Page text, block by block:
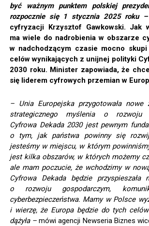
być ważnym punktem polskiej
rozpocznie się 1 stycznia 2025 roku –
cyfryzacji Krzysztof Gawkowski. Jak
ma wiele do nadrobienia w obszarze
w nadchodzącym czasie mocno
celów wynikających z unijnej polityki
2030 roku. Minister zapowiada, że
się liderem cyfrowych przemian w
– Unia Europejska przygotowała nowe
strategicznego myślenia o rozwoju
Cyfrowa Dekada 2030 jest pewnym
o tym, jak państwa powinny się
jesteśmy w miejscu, w którym
jest kilka obszarów, w których możemy
ale mam poczucie, że wchodzimy w
Cyfrowa Dekada będzie przyspieszała
o rozwoju gospodarczym,
cyberbezpieczeństwa. Mamy w Polsce
i wierzę, że Europa będzie do tych
dążyła – mówi agencji Newseria Biznes